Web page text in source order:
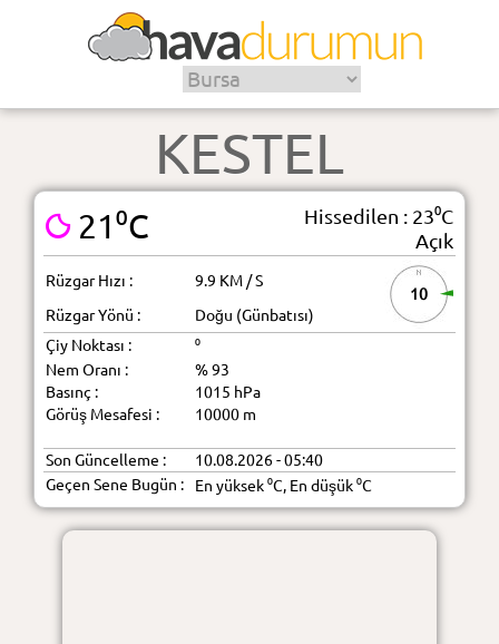
KESTEL
21⁰C
Hissedilen : 23⁰C
Açık
Rüzgar Hızı : 9.9 KM / S
10
Rüzgar Yönü :
Doğu (Günbatısı)
Çiy Noktası :
⁰
Nem Oranı :
% 93
Basınç :
1015 hPa
Görüş Mesafesi :
10000 m
Son Güncelleme :
10.08.2026 - 05:40
Geçen Sene Bugün :
En yüksek ⁰C, En düşük ⁰C